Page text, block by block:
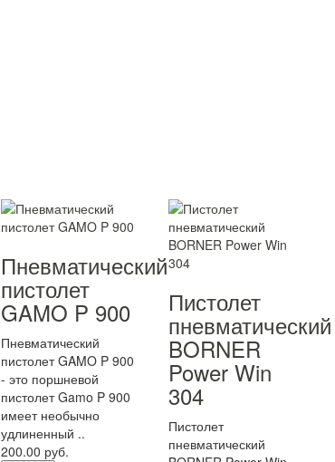
Пневматический
пистолет
GAMO P 900
Пневматический
пистолет GAMO P 900
- это поршневой
пистолет Gamo P 900
имеет необычно
удлиненный ..
200.00 руб.
Пистолет
пневматический
BORNER
Power Win
304
Пистолет
пневматический